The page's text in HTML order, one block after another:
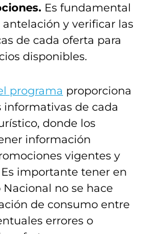
Es fundamental
y verificar las
de cada oferta para
disponibles.
programa proporciona
informativas de cada
donde los
información
vigentes y
importante tener en
no se hace
de consumo entre
errores o